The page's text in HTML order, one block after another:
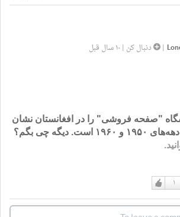
| دنبال کن | ۱۰ سال قبل
"صفحه فروشی" را در افغانستان نشان
دیگه چی‌ بگم؟
دوست
دارم
۱